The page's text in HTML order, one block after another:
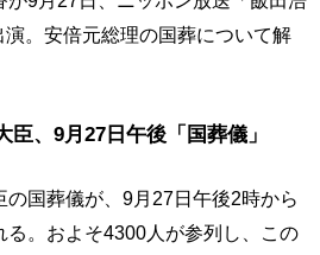
。安倍元総理の国葬について解
、9月27日午後「国葬儀」
国葬儀が、9月27日午後2時から
る。およそ4300人が参列し、この